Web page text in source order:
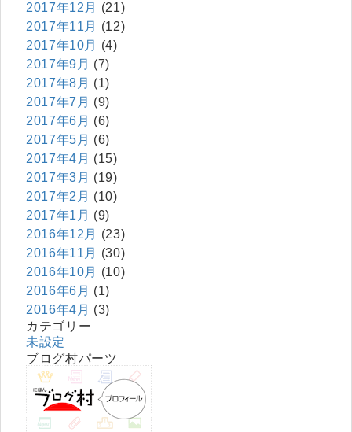
2017年12月
(21)
2017年11月
(12)
2017年10月
(4)
2017年9月 (7)
2017年8月 (1)
2017年7月 (9)
2017年6月 (6)
2017年5月 (6)
2017年4月 (15)
2017年3月 (19)
2017年2月 (10)
2017年1月 (9)
2016年12月
(23)
2016年11月
(30)
2016年10月
(10)
2016年6月 (1)
2016年4月 (3)
カテゴリー
未設定
ブログ村パーツ